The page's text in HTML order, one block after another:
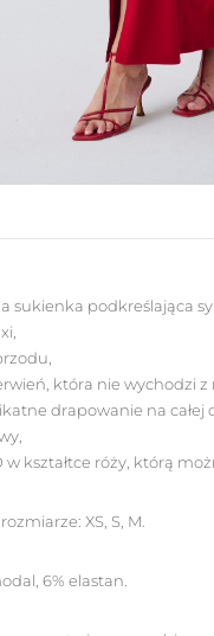
sukienka podkreślająca
która nie wychodzi z
drapowanie na całej
w kształtce róży, którą
XS, S, M.
6% elastan.